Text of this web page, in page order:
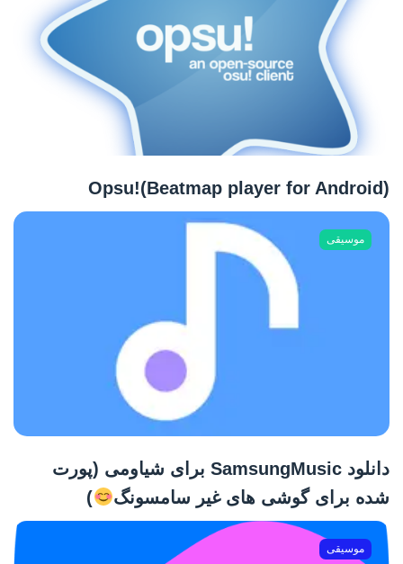
Opsu!(Beatmap player for Android)
موسیقی
دانلود SamsungMusic برای شیاومی (پورت
شده برای گوشی های غیر سامسونگ
)
موسیقی